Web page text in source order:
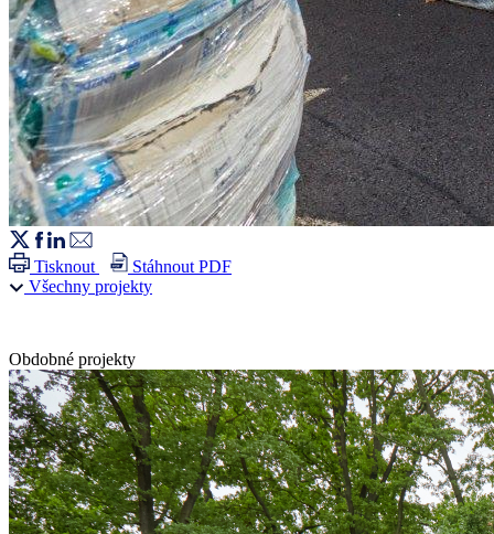
Tisknout
Stáhnout PDF
Všechny projekty
Obdobné projekty